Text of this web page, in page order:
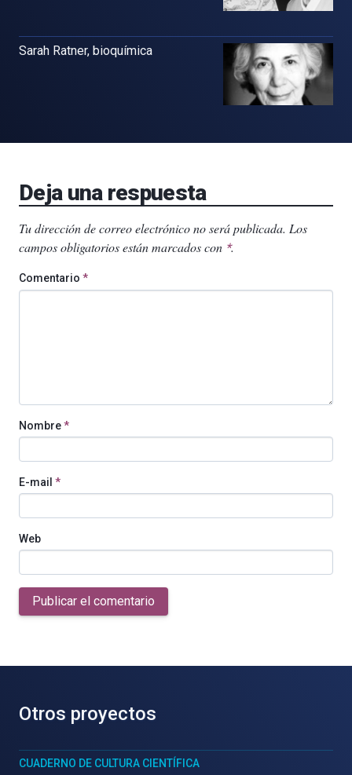
Sarah Ratner, bioquímica
Deja una respuesta
Tu dirección de correo electrónico no será publicada. Los
campos obligatorios están marcados con *.
Comentario *
Nombre*
E-mail *
Web
Publicar el comentario
Otros proyectos
CUADERNO DE CULTURA CIENTÍFICA